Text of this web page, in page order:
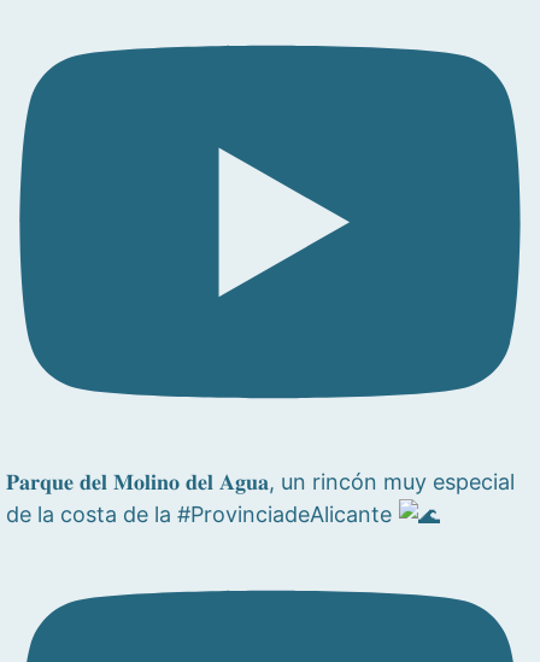
𝐏𝐚𝐫𝐪𝐮𝐞 𝐝𝐞𝐥 𝐌𝐨𝐥𝐢𝐧𝐨 𝐝𝐞𝐥 𝐀𝐠𝐮𝐚, un rincón muy especial
de la costa de la #ProvinciadeAlicante